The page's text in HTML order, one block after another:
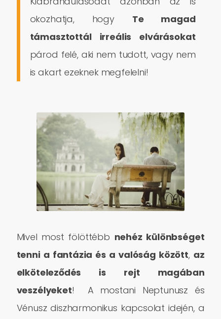
okozhatja, hogy Te magad
támasztottál irreális elvárásokat
párod felé, aki nem tudott, vagy nem
is akart ezeknek megfelelni!
Mivel most fölöttébb nehéz különbséget
tenni a fantázia és a valóság között, az
elköteleződés is rejt magában
veszélyeket! A mostani Neptunusz és
Vénusz diszharmonikus kapcsolat idején, a